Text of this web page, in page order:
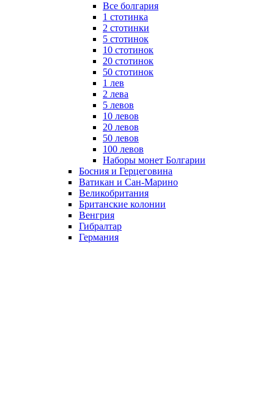
Все болгария
1 стотинка
2 стотинки
5 стотинок
10 стотинок
20 стотинок
50 стотинок
1 лев
2 лева
5 левов
10 левов
20 левов
50 левов
100 левов
Наборы монет Болгарии
Босния и Герцеговина
Ватикан и Сан-Марино
Великобритания
Британские колонии
Венгрия
Гибралтар
Германия